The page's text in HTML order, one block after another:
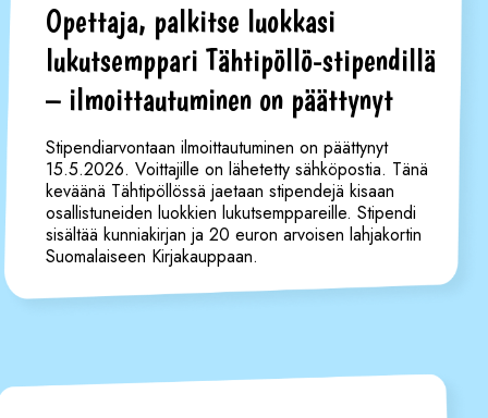
Opettaja, palkitse luokkasi
lukutsemppari Tähtipöllö-stipendillä
– ilmoittautuminen on päättynyt
Stipendiarvontaan ilmoittautuminen on päättynyt
15.5.2026. Voittajille on lähetetty sähköpostia. Tänä
keväänä Tähtipöllössä jaetaan stipendejä kisaan
osallistuneiden luokkien lukutsemppareille. Stipendi
sisältää kunniakirjan ja 20 euron arvoisen lahjakortin
Suomalaiseen Kirjakauppaan.